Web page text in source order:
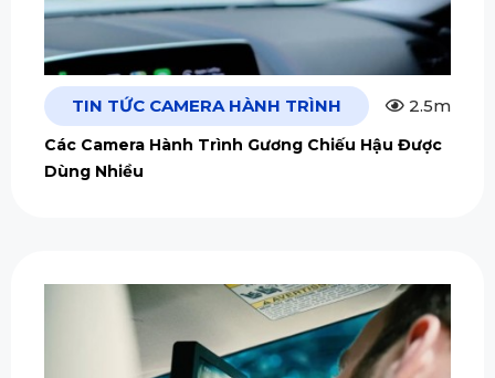
TIN TỨC CAMERA HÀNH TRÌNH 2.5m
Các Camera Hành Trình Gương Chiếu Hậu Được
Dùng Nhiều